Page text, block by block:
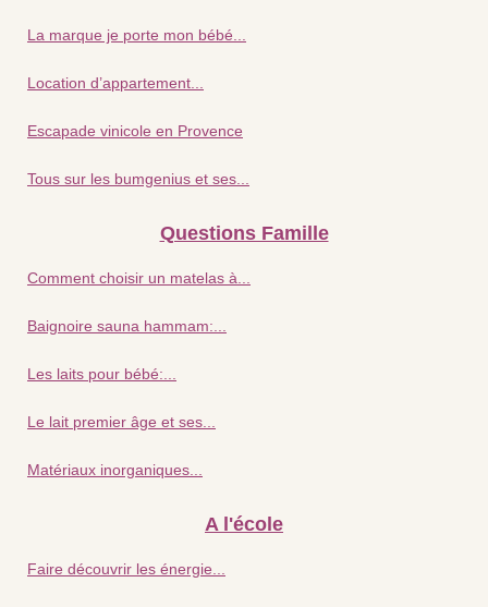
La marque je porte mon bébé...
Location d’appartement...
Escapade vinicole en Provence
Tous sur les bumgenius et ses...
Questions Famille
Comment choisir un matelas à...
Baignoire sauna hammam:...
Les laits pour bébé:...
Le lait premier âge et ses...
Matériaux inorganiques...
A l'école
Faire découvrir les énergie...